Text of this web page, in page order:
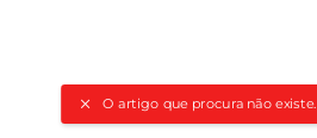
O artigo que procura não existe.